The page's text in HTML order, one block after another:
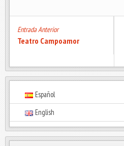
Entrada Anterior
Teatro Campoamor
Español
English